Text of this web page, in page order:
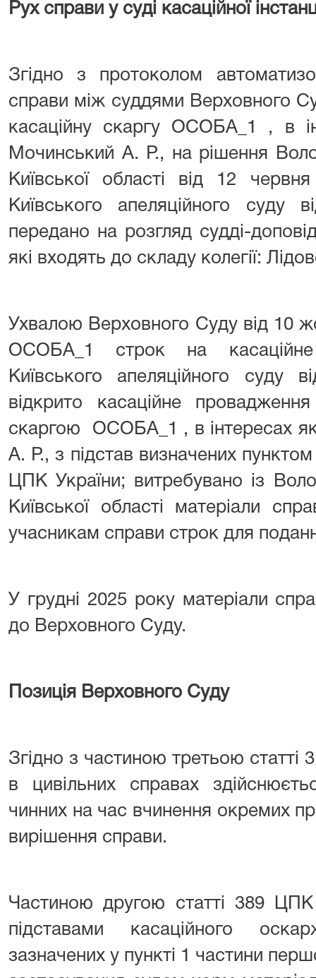
Рух справи у суді касаційної
Згідно з протоколом
справи між суддями Верховного
касаційну скаргу ОСОБА_1 , в
Мочинський А. Р., на рішення
Київської області від 12
Київського апеляційного
передано на розгляд судді-
які входять до складу колегії:
Ухвалою Верховного Суду від 10
ОСОБА_1 строк на касаційне
Київського апеляційного
відкрито касаційне
скаргою ОСОБА_1 , в інтересах
А. Р., з підстав визначених пунктом
ЦПК України; витребувано із
Київської області матеріали
учасникам справи строк для
У грудні 2025 року матеріали
до Верховного Суду.
Позиція Верховного Суду
Згідно з частиною третьою
в цивільних справах
чинних на час вчинення окремих
вирішення справи.
Частиною другою статті 389
підставами касаційного
зазначених у пункті 1 частини